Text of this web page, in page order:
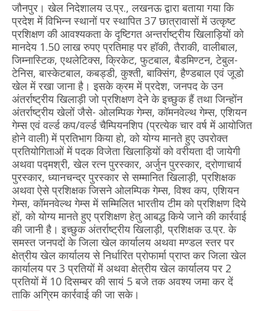
जौनपुर। खेल निदेशालय उ.प्र., लखनऊ द्वारा बताया गया कि
प्रदेश में विभिन्न स्थानों पर स्थापित 37 छात्रावासों में उत्कृष्ट
प्रशिक्षण की आवश्यकता के दृष्टिगत अन्तर्राष्ट्रीय खिलाड़ियों को
मानदेय 1.50 लाख रुपए प्रतिमाह पर हॉकी, तैराकी, वालीबाल,
जिम्नास्टिक, एथलेटिक्स, क्रिकेट, फुटबाल, बैडमिण्टन, टेबुल-
टेनिस, बास्केटबाल, कबड्डी, कुश्ती, बाक्सिंग, हैण्डबाल एवं जूडो
खेल में रखा जाना है। इसके क्रम में प्रदेश, जनपद के उन
अंतर्राष्ट्रीय खिलाड़ी जो प्रशिक्षण देने के इच्छुक हैं तथा जिन्होंन
अंतर्राष्ट्रीय खेलों जैसे- ओलम्पिक गेम्स, कॉमनवेल्थ गेम्स, एशियन
गेम्स एवं वर्ल्ड कप/वर्ल्ड चैम्पियनशिप (प्रत्येक चार वर्ष में आयोजित
होने वाली) में प्रतिभाग किया हो, को योग्य मानते हुए उपरोक्त
प्रतियोगिताओं में पदक विजेता खिलाड़ियों को वरीयता दी जायेगी
अथवा पद्मश्री, खेल रत्न पुरस्कार, अर्जुन पुरस्कार, द्रोणाचार्य
पुरस्कार, ध्यानचन्द्र पुरस्कार से सम्मानित खिलाड़ी, प्रशिक्षक
अथवा ऐसे प्रशिक्षक जिसने ओलम्पिक गेम्स, विश्व कप, एशियन
गेम्स, कॉमनवेल्थ गेम्स में सम्मिलित भारतीय टीम को प्रशिक्षण दिये
हों, को योग्य मानते हुए प्रशिक्षण हेतु आबद्ध किये जाने की कार्रवाई
की जानी है। इच्छुक अंतर्राष्ट्रीय खिलाड़ी, प्रशिक्षक उ.प्र. के
समस्त जनपदों के जिला खेल कार्यालय अथवा मण्डल स्तर पर
क्षेत्रीय खेल कार्यालय से निर्धारित प्रोफार्मा प्राप्त कर जिला खेल
कार्यालय पर 3 प्रतियों में अथवा क्षेत्रीय खेल कार्यालय पर 2
प्रतियों में 10 दिसम्बर की सायं 5 बजे तक अवश्य जमा कर दें
ताकि अग्रिम कार्रवाई की जा सके।